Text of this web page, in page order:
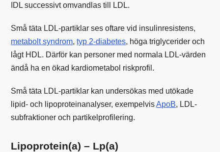
IDL successivt omvandlas till LDL.
Små täta LDL-partiklar ses oftare vid insulinresistens,
metabolt syndrom,typ 2-diabetes, höga triglycerider och
lågt HDL. Därför kan personer med normala LDL-värden
ändå ha en ökad kardiometabol riskprofil.
Små täta LDL-partiklar kan undersökas med utökade
lipid- och lipoproteinanalyser, exempelvisApoB, LDL-
subfraktioner och partikelprofilering.
Lipoprotein(a) – Lp(a)